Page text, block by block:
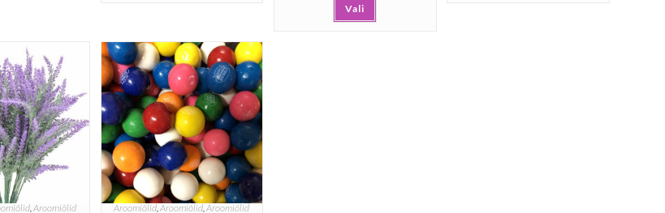
5.00/ 5
Vali
,Aroomiõlid Aroomiõlid,Aroomiõlid,Aroomiõlid